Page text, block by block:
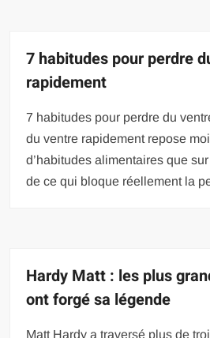
7 habitudes pour perdre
rapidement
7 habitudes pour perdre du
du ventre rapidement repose
d’habitudes alimentaires que
de ce qui bloque réellement la
Hardy Matt : les plus
ont forgé sa légende
Matt Hardy a traversé plus de